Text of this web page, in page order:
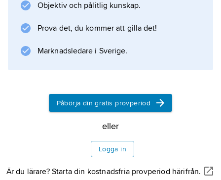
Information om artikeln
Objektiv och pålitlig kunskap.
Prova det, du kommer att gilla det!
Marknadsledare i Sverige.
Påbörja din gratis provperiod
eller
Logga in
Är du lärare? Starta din kostnadsfria provperiod härifrån.